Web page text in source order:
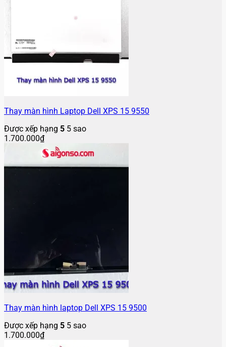
Thay màn hình Laptop Dell XPS 15 9550
Được xếp hạng 5 5 sao
1.700.000₫
Thay màn hình laptop Dell XPS 15 9500
Được xếp hạng 5 5 sao
1.700.000₫